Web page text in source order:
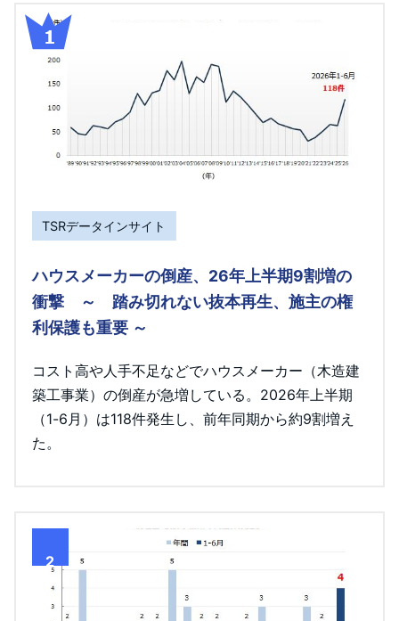
TSRデータインサイト
ハウスメーカーの倒産、26年上半期9割増の
衝撃 ～ 踏み切れない抜本再生、施主の権
利保護も重要 ～
コスト高や人手不足などでハウスメーカー（木造建
築工事業）の倒産が急増している。2026年上半期
（1-6月）は118件発生し、前年同期から約9割増え
た。
2